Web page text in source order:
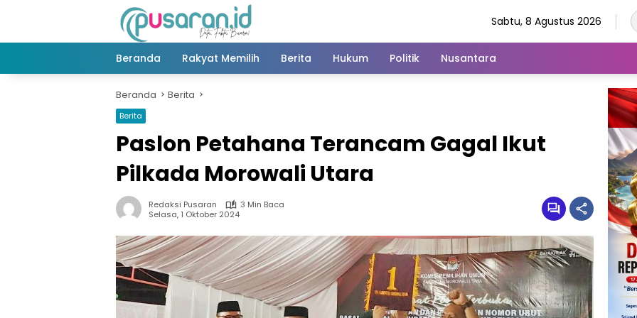
Sabtu, 8 Agustus 2026
Beranda Rakyat Memilih Berita Hukum Politik Nusantara
Beranda Berita
Berita
Paslon Petahana Terancam Gagal Ikut
Pilkada Morowali Utara
Redaksi Pusaran
3 Min Baca
Selasa, 1 Oktober 2024